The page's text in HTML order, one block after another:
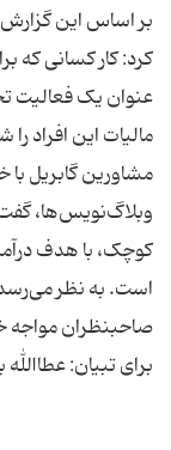
بر اساس این گزارش
کرد: کار کسانی که
عنوان یک فعالیت
مالیات این افراد
مشاورین گابریل با
وبلاگ‌نویس‌ها،
کوچک، با هدف
است. به نظر می‌رسد
صاحبنظران
برای تبیان: عطاالله